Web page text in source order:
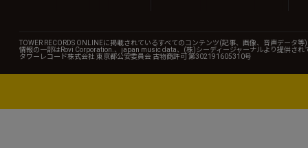
TOWER RECORDS ONLINEに掲載されているすべてのコンテンツ(記事、画像、音声データ
情報の一部はRovi Corporation.、japan music data、(株)シーディージャーナルより提供され
タワーレコード株式会社 東京都公安委員会 古物商許可 第302191605310号